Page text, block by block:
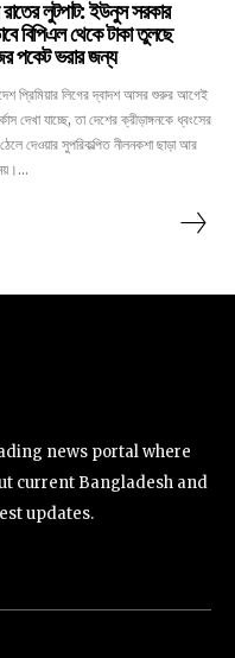
লুটপাট: ইউনুস সরকার
বিপিএল থেকে টাকা তুলছে
পকেট ভরার জন্য
প্রিমিয়ার লিগের দ্বাদশ আসর শুরুর আগেই
দেখা যাচ্ছে, তা দেশের ক্রীড়াঙ্গনকে ধ্বংসের
দেওয়ার সুপরিকল্পিত নীলনকশা ছাড়া আর
news portal where
current Bangladesh and
updates.